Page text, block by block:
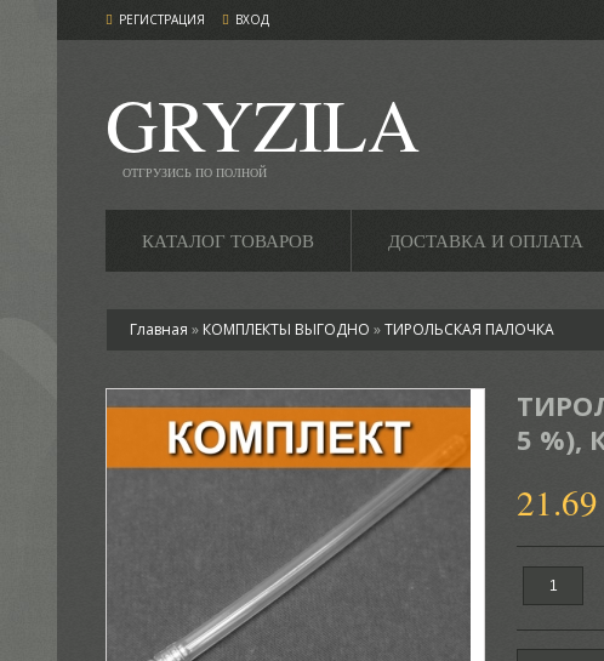
РЕГИСТРАЦИЯ ВХОД
GRYZILA
ОТГРУЗИСЬ ПО ПОЛНОЙ
КАТАЛОГ ТОВАРОВ ДОСТАВКА И ОПЛАТА
Главная » КОМПЛЕКТЫ ВЫГОДНО »ТИРОЛЬСКАЯ ПАЛОЧКА
5 %),